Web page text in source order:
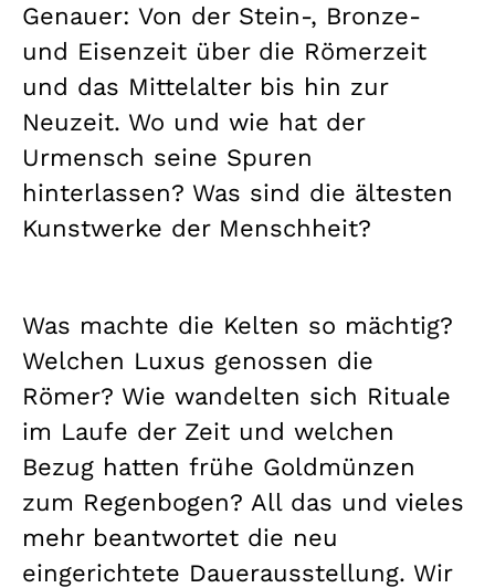
Genauer: Von der Stein-, Bronze-
und Eisenzeit über die Römerzeit
und das Mittelalter bis hin zur
Neuzeit. Wo und wie hat der
Urmensch seine Spuren
hinterlassen? Was sind die ältesten
Kunstwerke der Menschheit?
Was machte die Kelten so mächtig?
Welchen Luxus genossen die
Römer? Wie wandelten sich Rituale
im Laufe der Zeit und welchen
Bezug hatten frühe Goldmünzen
zum Regenbogen? All das und vieles
mehr beantwortet die neu
eingerichtete Dauerausstellung. Wir